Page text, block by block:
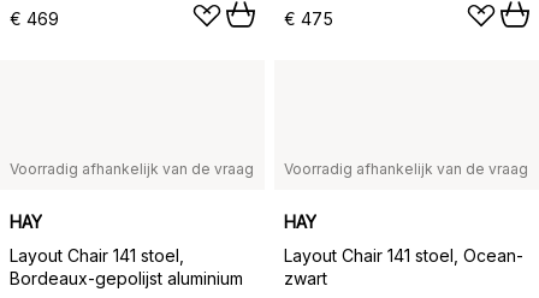
€ 469
€ 475
Voorradig afhankelijk van de vraag
HAY
Layout Chair 141 stoel,
Bordeaux-gepolijst aluminium
Voorradig afhankelijk van de vraag
HAY
Layout Chair 141 stoel, Ocean-
zwart